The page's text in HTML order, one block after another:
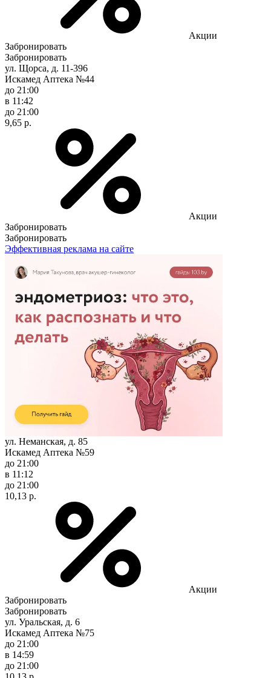
Акции
Забронировать
Забронировать
ул. Щорса, д. 11-396
Искамед Аптека №44
до 21:00
в 11:42
до 21:00
9,65 р.
Акции
Забронировать
Забронировать
Эффективная реклама на сайте
ул. Неманская, д. 85
Искамед Аптека №59
до 21:00
в 11:12
до 21:00
10,13 р.
Акции
Забронировать
Забронировать
ул. Уральская, д. 6
Искамед Аптека №75
до 21:00
в 14:59
до 21:00